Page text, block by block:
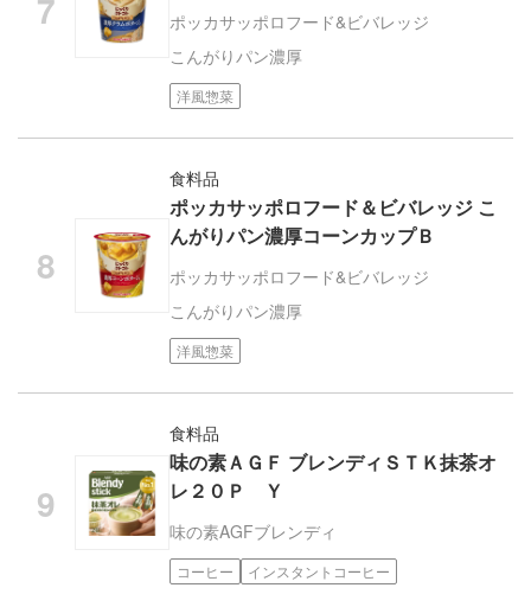
ポッカサッポロフード&ビバレッジ
こんがりパン濃厚
洋風惣菜
食料品
ポッカサッポロフード＆ビバレッジ こ
んがりパン濃厚コーンカップＢ
ポッカサッポロフード&ビバレッジ
こんがりパン濃厚
洋風惣菜
食料品
味の素ＡＧＦ ブレンディＳＴＫ抹茶オ
レ２０Ｐ Ｙ
味の素AGFブレンディ
コーヒー インスタントコーヒー